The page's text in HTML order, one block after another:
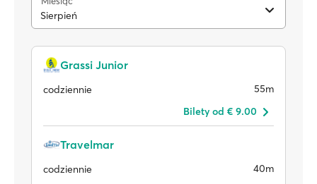
Sierpień
Grassi Junior
codziennie
55m
Bilety od € 9.00
Travelmar
codziennie
40m